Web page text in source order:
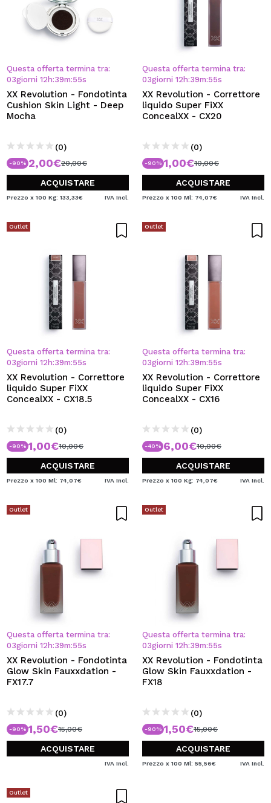
Questa offerta termina tra:
03giorni 12 h:39m:55s
XX Revolution - Fondotinta
Cushion Skin Light - Deep
Mocha
(0)
-90% 2,00€20,00€
ACQUISTARE
Prezzo x 100 Kg: 133,33€ IVA Incl.
Questa offerta termina tra:
03giorni 12 h:39m:55s
XX Revolution - Correttore
liquido Super FiXX
ConcealXX - CX20
(0)
-90% 1,00€10,00€
ACQUISTARE
Prezzo x 100 Ml: 74,07€ IVA Incl.
Outlet
Questa offerta termina tra:
03giorni 12 h:39m:55s
XX Revolution - Correttore
liquido Super FiXX
ConcealXX - CX18.5
(0)
-90% 1,00€10,00€
ACQUISTARE
Prezzo x 100 Ml: 74,07€ IVA Incl.
Outlet
Questa offerta termina tra:
03giorni 12 h:39m:55s
XX Revolution - Correttore
liquido Super FiXX
ConcealXX - CX16
(0)
-40% 6,00€10,00€
ACQUISTARE
Prezzo x 100 Kg: 74,07€ IVA Incl.
Outlet
Questa offerta termina tra:
03giorni 12 h:39m:55s
XX Revolution - Fondotinta
Glow Skin Fauxxdation -
FX17.7
(0)
-90% 1,50€15,00€
ACQUISTARE
IVA Incl.
Outlet
Questa offerta termina tra:
03giorni 12 h:39m:55s
XX Revolution - Fondotinta
Glow Skin Fauxxdation -
FX18
(0)
-90% 1,50€15,00€
ACQUISTARE
Prezzo x 100 Ml: 55,56€ IVA Incl.
Outlet